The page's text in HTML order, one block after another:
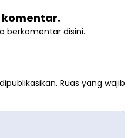
berkomentar disini.
Ruas yang wajib